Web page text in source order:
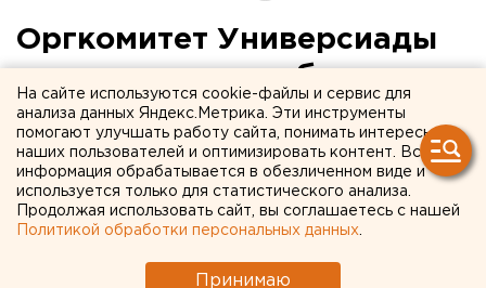
Оргкомитет Универсиады
рассказал, что собирается
делать с геями: «Мы с этим
живем, справляемся»
На сайте используются cookie-файлы и сервис для
анализа данных Яндекс.Метрика. Эти инструменты
помогают улучшать работу сайта, понимать интересы
наших пользователей и оптимизировать контент. Вся
информация обрабатывается в обезличенном виде и
используется только для статистического анализа.
Продолжая использовать сайт, вы соглашаетесь с нашей
Политикой обработки персональных данных
Принимаю